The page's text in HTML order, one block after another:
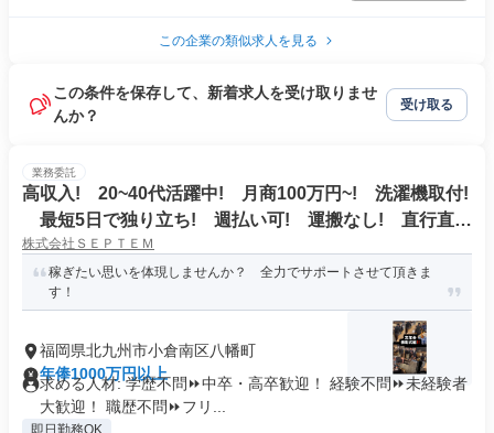
この企業の類似求人を見る
この条件を保存して、新着求人を受け取りませ
んか？
受け取る
業務委託
高収入! 20~40代活躍中! 月商100万円~! 洗濯機取付!
最短5日で独り立ち! 週払い可! 運搬なし! 直行直
帰!
株式会社ＳＥＰＴＥＭ
稼ぎたい思いを体現しませんか？ 全力でサポートさせて頂きま
す！
福岡県北九州市小倉南区八幡町
年俸1000万円以上
求める人材: 学歴不問⏩中卒・高卒歓迎！ 経験不問⏩未経験者
大歓迎！ 職歴不問⏩フリ...
即日勤務OK